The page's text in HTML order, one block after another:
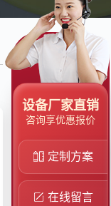
设备厂家直销
咨询享优惠报价
定制方案
在线留言